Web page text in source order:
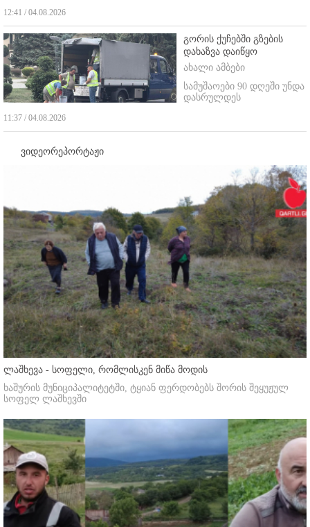
12:41 / 04.08.2026
გორის ქუჩებში გზების
დახაზვა დაიწყო
ახალი ამბები
სამუშაოები 90 დღეში უნდა
დასრულდეს
11:37 / 04.08.2026
ვიდეორეპორტაჟი
ლაშხევა - სოფელი, რომლისკენ მიწა მოდის
ხაშურის მუნიციპალიტეტში, ტყიან ფერდობებს შორის შეყუჟულ
სოფელ ლაშხევში